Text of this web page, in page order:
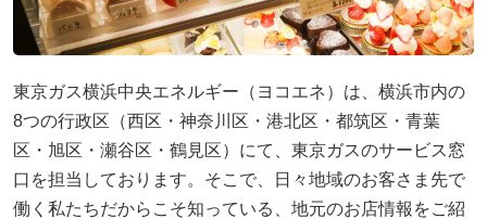
お問い合わせ
東京ガス横浜中央エネルギー（ヨコエネ）は、横浜市内の
8つの行政区（西区・神奈川区・港北区・都筑区・青葉
区・旭区・瀬谷区・鶴見区）にて、東京ガスのサービス窓
口を担当しております。そこで、日々地域のお客さま先で
働く私たちだからこそ知っている、地元のお店情報をご紹